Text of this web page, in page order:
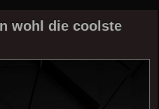
wohl die coolste